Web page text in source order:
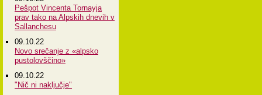
Pešpot Vincenta Tornayja
prav tako na Alpskih dnevih v
Sallanchesu
09.10.22
Novo srečanje z «alpsko
pustolovščino»
09.10.22
"Nič ni naključje"